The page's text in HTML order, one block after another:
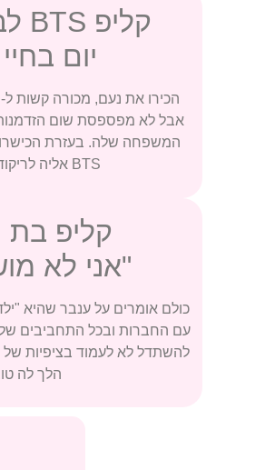
קליפ BTS לבת מצווה
יום
אבל לא מפספסת שום
המשפחה שלה. בעזרת
BTS אליה לריקוד משותף.
קליפ בת
"אני לא
כולם אומרים על ענבר שהיא
עם החברות ובכל התחביבים
להשתדל לא לעמוד בציפיות
הלך לה